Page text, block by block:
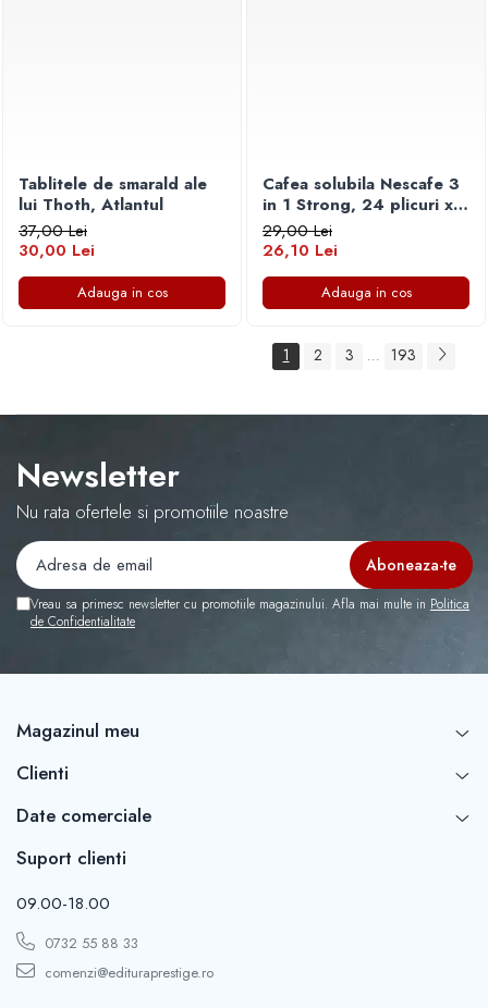
Tablitele de smarald ale
lui Thoth, Atlantul
37,00 Lei
30,00 Lei
Adauga in cos
Cafea solubila Nescafe 3
in 1 Strong, 24 plicuri x
15 g
29,00 Lei
26,10 Lei
Adauga in cos
1 2 3 ... 193
Newsletter
Nu rata ofertele si promotiile noastre
Vreau sa primesc newsletter cu promotiile magazinului. Afla mai multe in Politica
de Confidentialitate
Magazinul meu
Clienti
Date comerciale
Suport clienti
09.00-18.00
0732 55 88 33
comenzi@edituraprestige.ro